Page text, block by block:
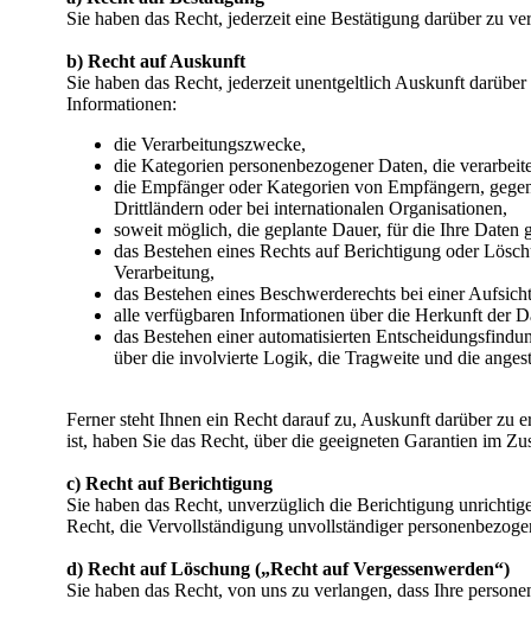
Sie haben das Recht, jederzeit eine Bestätigung darüber zu
b) Recht auf Auskunft
Sie haben das Recht, jederzeit unentgeltlich Auskunft
Informationen:
die Verarbeitungszwecke,
die Kategorien personenbezogener Daten, die
die Empfänger oder Kategorien von Empfängern,
Drittländern oder bei internationalen Organisationen,
soweit möglich, die geplante Dauer, für die Ihre Daten
das Bestehen eines Rechts auf Berichtigung oder
Verarbeitung,
das Bestehen eines Beschwerderechts bei einer
alle verfügbaren Informationen über die Herkunft der
das Bestehen einer automatisierten
über die involvierte Logik, die Tragweite und die
Ferner steht Ihnen ein Recht darauf zu, Auskunft darüber zu
ist, haben Sie das Recht, über die geeigneten Garantien im
c) Recht auf Berichtigung
Sie haben das Recht, unverzüglich die Berichtigung
Recht, die Vervollständigung unvollständiger
d) Recht auf Löschung („Recht auf Vergessenwerden“)
Sie haben das Recht, von uns zu verlangen, dass Ihre